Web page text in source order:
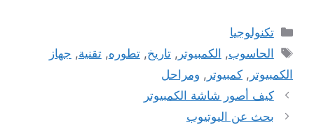
التصنيفات
تكنولوجيا
الوسوم
الحاسوب, الكمبيوتر ,تاريخ,تطوره,تقنية, جهاز
الكمبيوتر , كمبيوتر , ومراحل
كيف أصور شاشة الكمبيوتر
بحث عن اليوتيوب